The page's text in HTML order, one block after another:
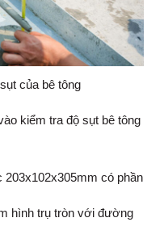
của bê tông
kiểm tra độ sụt bê tông
có phần
hình trụ tròn với đường